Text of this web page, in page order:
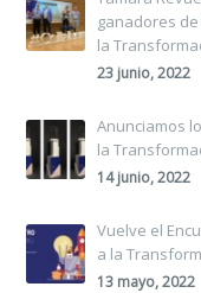
ganadores de
la
23 junio, 2022
Anunciamos
la
14 junio, 2022
Vuelve el
a la
13 mayo, 2022